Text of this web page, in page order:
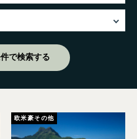
欧米豪その他